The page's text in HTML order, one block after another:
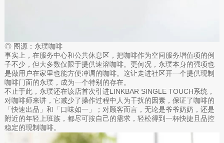
◎ 图源：永璞咖啡
事实上，在服务中心和公共休息区，把咖啡作为空间服务增值项的例
子不少，但大多数仅限于提供速溶咖啡。更何况，永璞本身的强项也
是做用户在家里也能方便冲调的咖啡。这让走进社区开一个提供现制
咖啡门面的永璞，成为一个特别的存在。
不止于此，永璞还在该店首次引进LINKBAR SINGLE TOUCH系统，
对咖啡师来讲，它减少了操作过程中人为干扰的因素，保证了咖啡的
「快速出品」和「口味如一」；对顾客而言，无论是爷爷奶奶，还是
附近的年轻上班族，都尽可按自己的需求，轻松得到一杯快捷且品控
稳定的现制咖啡。